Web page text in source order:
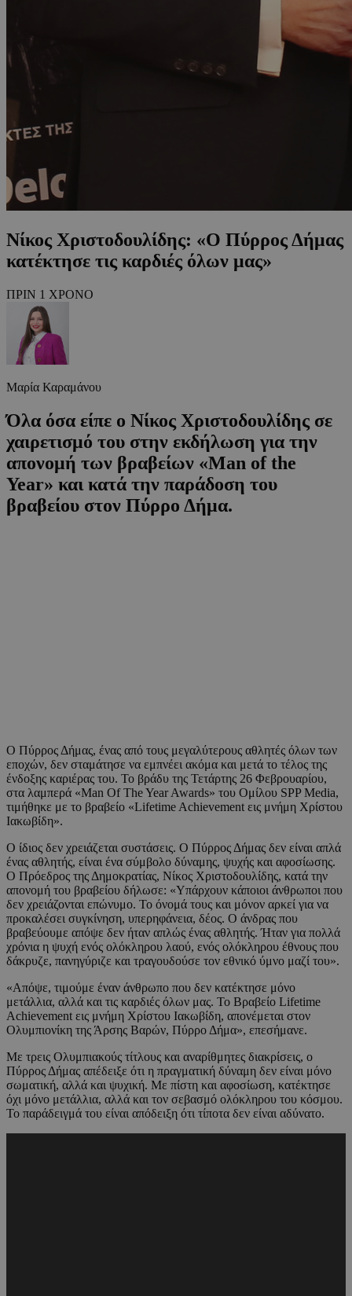
Νίκος Χριστοδουλίδης: «Ο Πύρρος Δήμας
κατέκτησε τις καρδιές όλων μας»
ΠΡΙΝ 1 ΧΡΟΝΟ
Μαρία Καραμάνου
Όλα όσα είπε ο Νίκος Χριστοδουλίδης σε
χαιρετισμό του στην εκδήλωση για την
απονομή των βραβείων «Man of the
Year» και κατά την παράδοση του
βραβείου στον Πύρρο Δήμα.
Ο Πύρρος Δήμας, ένας από τους μεγαλύτερους αθλητές όλων των
εποχών, δεν σταμάτησε να εμπνέει ακόμα και μετά το τέλος της
ένδοξης καριέρας του. Το βράδυ της Τετάρτης 26 Φεβρουαρίου,
στα λαμπερά «Man Of The Year Awards» του Ομίλου SPP Media,
τιμήθηκε με το βραβείο «Lifetime Achievement εις μνήμη Χρίστου
Ιακωβίδη».
Ο ίδιος δεν χρειάζεται συστάσεις. Ο Πύρρος Δήμας δεν είναι απλά
ένας αθλητής, είναι ένα σύμβολο δύναμης, ψυχής και αφοσίωσης.
Ο Πρόεδρος της Δημοκρατίας, Νίκος Χριστοδουλίδης, κατά την
απονομή του βραβείου δήλωσε: «Υπάρχουν κάποιοι άνθρωποι που
δεν χρειάζονται επώνυμο. Το όνομά τους και μόνον αρκεί για να
προκαλέσει συγκίνηση, υπερηφάνεια, δέος. Ο άνδρας που
βραβεύουμε απόψε δεν ήταν απλώς ένας αθλητής. Ήταν για πολλά
χρόνια η ψυχή ενός ολόκληρου λαού, ενός ολόκληρου έθνους που
δάκρυζε, πανηγύριζε και τραγουδούσε τον εθνικό ύμνο μαζί του».
«Απόψε, τιμούμε έναν άνθρωπο που δεν κατέκτησε μόνο
μετάλλια, αλλά και τις καρδιές όλων μας. Το Βραβείο Lifetime
Achievement εις μνήμη Χρίστου Ιακωβίδη, απονέμεται στον
Ολυμπιονίκη της Άρσης Βαρών, Πύρρο Δήμα», επεσήμανε.
Με τρεις Ολυμπιακούς τίτλους και αναρίθμητες διακρίσεις, ο
Πύρρος Δήμας απέδειξε ότι η πραγματική δύναμη δεν είναι μόνο
σωματική, αλλά και ψυχική. Με πίστη και αφοσίωση, κατέκτησε
όχι μόνο μετάλλια, αλλά και τον σεβασμό ολόκληρου του κόσμου.
Το παράδειγμά του είναι απόδειξη ότι τίποτα δεν είναι αδύνατο.